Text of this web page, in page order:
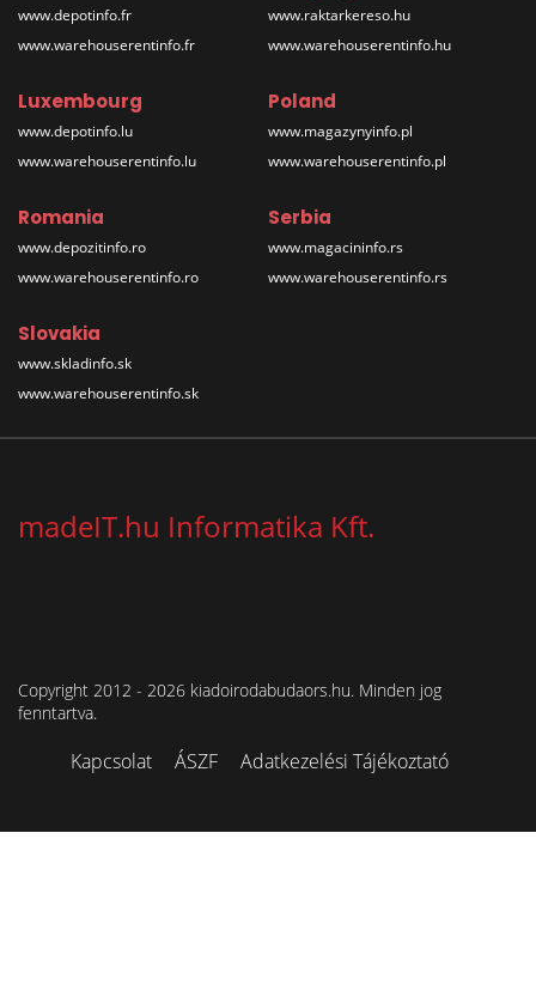
www.depotinfo.fr
www.warehouserentinfo.fr
www.raktarkereso.hu
www.warehouserentinfo.hu
Luxembourg
www.depotinfo.lu
www.warehouserentinfo.lu
Poland
www.magazynyinfo.pl
www.warehouserentinfo.pl
Romania
www.depozitinfo.ro
www.warehouserentinfo.ro
Serbia
www.magacininfo.rs
www.warehouserentinfo.rs
Slovakia
www.skladinfo.sk
www.warehouserentinfo.sk
madeIT.hu Informatika Kft.
Copyright 2012 - 2026 kiadoirodabudaors.hu. Minden jog
fenntartva.
Kapcsolat ÁSZF Adatkezelési Tájékoztató